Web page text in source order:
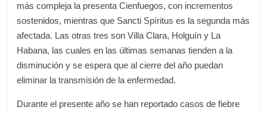
más compleja la presenta Cienfuegos, con incrementos
sostenidos, mientras que Sancti Spíritus es la segunda más
afectada. Las otras tres son Villa Clara, Holguín y La
Habana, las cuales en las últimas semanas tienden a la
disminución y se espera que al cierre del año puedan
eliminar la transmisión de la enfermedad.
Durante el presente año se han reportado casos de fiebre